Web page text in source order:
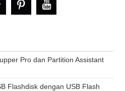
Pro dan Partition Assistant
Flashdisk dengan USB Flash